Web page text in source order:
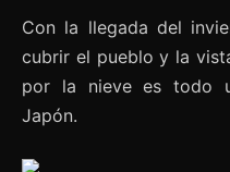
Con la llegada del
cubrir el pueblo y la
por la nieve es todo
Japón.